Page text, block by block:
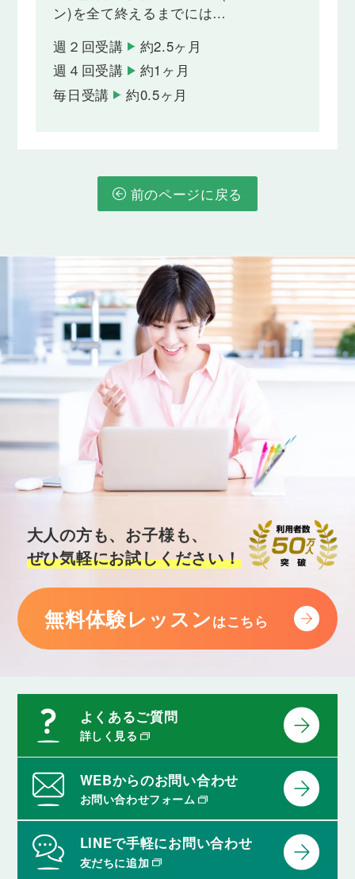
ン)を全て終えるまでには…
週２回受講
約2.5ヶ月
週４回受講
約1ヶ月
毎日受講
約0.5ヶ月
前のページに戻る
大人の方も、お子様も、
ぜひ気軽にお試しください！
無料体験レッスンはこちら
よくあるご質問
詳しく見る
WEBからのお問い合わせ
お問い合わせフォーム
LINEで手軽にお問い合わせ
友だちに追加